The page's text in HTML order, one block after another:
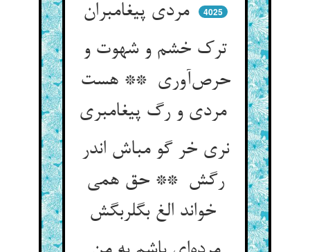
مردی پیغامبران
4025
ترک خشم و شهوت و
حرص‌آوری ** هست
مردی و رگ پیغامبری
نری خر گو مباش اندر
رگش ** حق همی
خواند الغ بگلربگش